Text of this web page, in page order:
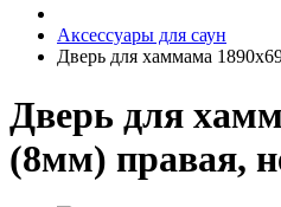
Аксессуары для саун
Дверь для хаммама
Дверь для
(8мм) правая,